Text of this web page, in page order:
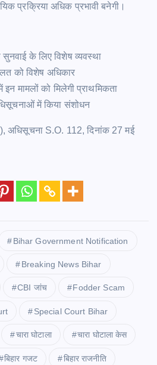
प्रक्रिया अधिक प्रभावी बनेगी।
सुनवाई के लिए विशेष व्यवस्था
को विशेष अधिकार
मामलों को मिलेगी प्राथमिकता
में किया संशोधन
अधिसूचना S.O. 112, दिनांक 27 मई
Bihar Government Notification
Breaking News Bihar
CBI जांच Fodder Scam
Special Court Bihar
चारा घोटाला चारा घोटाला केस
बिहार गजट बिहार राजनीति